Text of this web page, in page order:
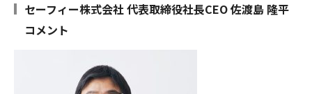
セーフィー株式会社 代表取締役社長CEO 佐渡島 隆平
コメント